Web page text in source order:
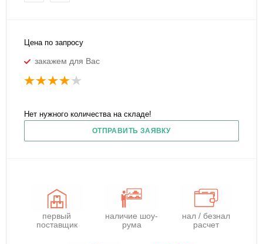
Цена по запросу
закажем для Вас
Нет нужного количества на складе!
ОТПРАВИТЬ ЗАЯВКУ
первый
поставщик
наличие шоу-
рума
нал / безнал
расчет